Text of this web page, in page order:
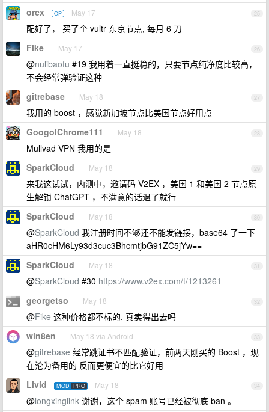
25
orcx OP May 17
配好了， 买了个 vultr 东京节点, 每月 6 刀
26
Fike May 17
@nulibaofu #19 我用着一直挺稳的，只要节点纯净度比较高，
不会经常弹验证这种
27
gitrebase May 18
我用的 boost ，感觉新加坡节点比美国节点好用点
28
GoogolChrome111 May 18
Mullvad VPN 我用的是
29
SparkCloud May 18
来我这试试，内测中，邀请码 V2EX ，美国 1 和美国 2 节点原
生解锁 ChatGPT ，不满意的话退了就行
30
SparkCloud May 18
@SparkCloud 我注册时间不够还不能发链接，base64 了一下
aHR0cHM6Ly93d3cuc3BhcmtjbG91ZC5jYw==
31
SparkCloud May 18
@SparkCloud #30 https://www.v2ex.com/t/1213261
32
georgetso May 18
@Fike 这种价格都不标的, 真卖得出去吗
33
win8en May 18 via Android
@gitrebase 经常跳证书不匹配验证，前两天刚买的 Boost ，现
在沦为备用的 反而更便宜的比它好用
34
Livid MOD PRO May 18
@longxinglink 谢谢，这个 spam 账号已经被彻底 ban 。